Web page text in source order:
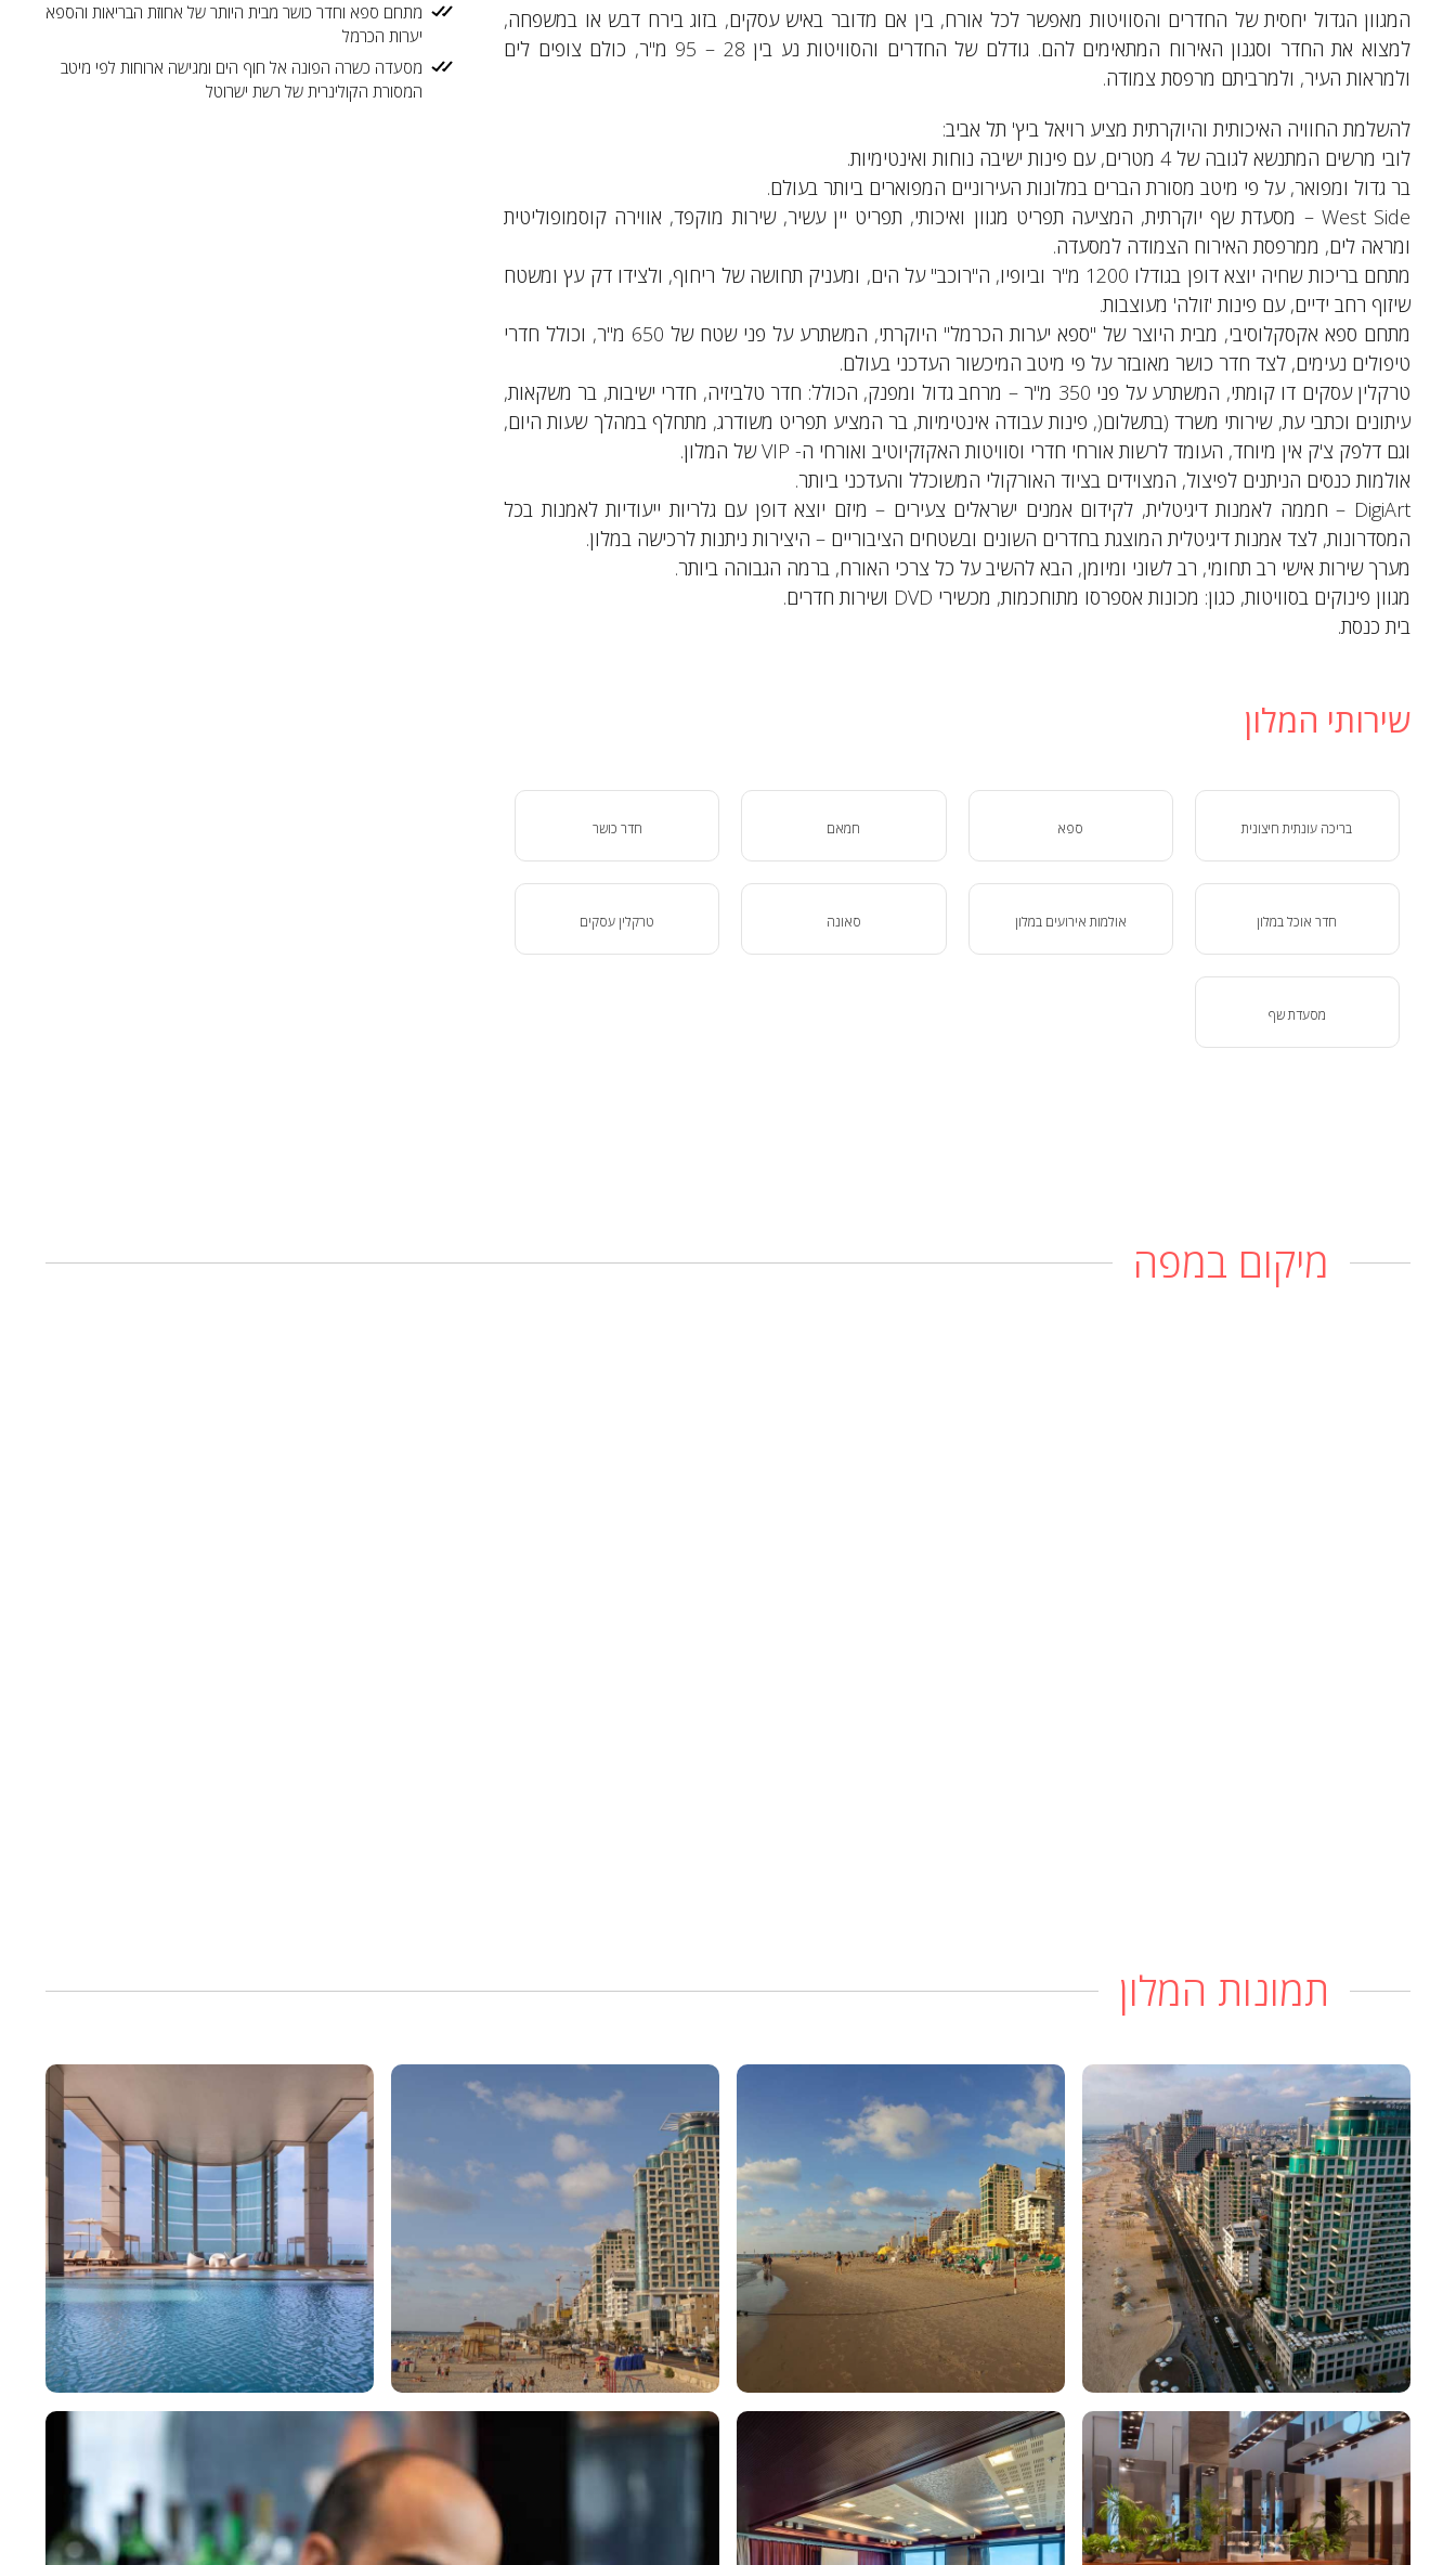
מתחם ספא וחדר כושר מבית היותר של אחוזת הבריאות והספא
יערות הכרמל
מסעדה כשרה הפונה אל חוף הים ומגישה ארוחות לפי מיטב
המסורת הקולינרית של רשת ישרוטל
המגוון הגדול יחסית של החדרים והסוויטות מאפשר לכל אורח, בין אם מדובר באיש עסקים, בזוג בירח דבש או במשפחה,
למצוא את החדר וסגנון האירוח המתאימים להם. גודלם של החדרים והסוויטות נע בין 28 – 95 מ"ר, כולם צופים לים
ולמראות העיר, ולמרביתם מרפסת צמודה.
להשלמת החוויה האיכותית והיוקרתית מציע רויאל ביץ' תל אביב:
לובי מרשים המתנשא לגובה של 4 מטרים, עם פינות ישיבה נוחות ואינטימיות.
בר גדול ומפואר, על פי מיטב מסורת הברים במלונות העירוניים המפוארים ביותר בעולם.
West Side – מסעדת שף יוקרתית, המציעה תפריט מגוון ואיכותי, תפריט יין עשיר, שירות מוקפד, אווירה קוסמופוליטית
ומראה לים, ממרפסת האירוח הצמודה למסעדה.
מתחם בריכות שחיה יוצא דופן בגודלו 1200 מ"ר וביופיו, ה"רוכב" על הים, ומעניק תחושה של ריחוף, ולצידו דק עץ ומשטח
שיזוף רחב ידיים, עם פינות 'זולה' מעוצבות.
מתחם ספא אקסקלוסיבי, מבית היוצר של "ספא יערות הכרמל" היוקרתי, המשתרע על פני שטח של 650 מ"ר, וכולל חדרי
טיפולים נעימים, לצד חדר כושר מאובזר על פי מיטב המיכשור העדכני בעולם.
טרקלין עסקים דו קומתי, המשתרע על פני 350 מ"ר – מרחב גדול ומפנק, הכולל: חדר טלביזיה, חדרי ישיבות, בר משקאות,
עיתונים וכתבי עת, שירותי משרד (בתשלום(, פינות עבודה אינטימיות, בר המציע תפריט משודרג, מתחלף במהלך שעות היום,
וגם דלפק צ'ק אין מיוחד, העומד לרשות אורחי חדרי וסוויטות האקזקיוטיב ואורחי ה- VIP של המלון.
אולמות כנסים הניתנים לפיצול, המצוידים בציוד האורקולי המשוכלל והעדכני ביותר.
DigiArt – חממה לאמנות דיגיטלית, לקידום אמנים ישראלים צעירים – מיזם יוצא דופן עם גלריות ייעודיות לאמנות בכל
המסדרונות, לצד אמנות דיגיטלית המוצגת בחדרים השונים ובשטחים הציבוריים – היצירות ניתנות לרכישה במלון.
מערך שירות אישי רב תחומי, רב לשוני ומיומן, הבא להשיב על כל צרכי האורח, ברמה הגבוהה ביותר.
מגוון פינוקים בסוויטות, כגון: מכונות אספרסו מתוחכמות, מכשירי DVD ושירות חדרים.
בית כנסת.
שירותי המלון
בריכה עונתית חיצונית ספא חמאם חדר כושר
חדר אוכל במלון אולמות אירועים במלון סאונה טרקלין עסקים
מסעדת שף
מיקום במפה
תמונות המלון